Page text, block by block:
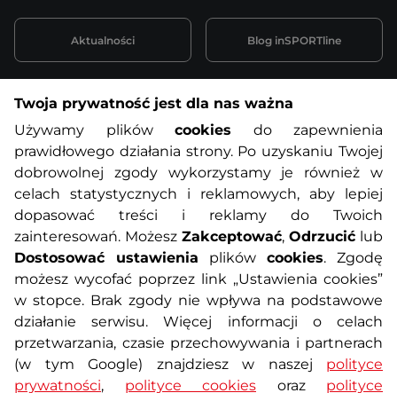
Informacje o zakupach
O nas Regulamin sklepu
Polityka prywatności Koszty przesyłek
Metody płatności Program lojalnościowy
Usługi dodatkowe Reklamacje i serwis
Formularz kontaktowy Wyposażenie siłowni
Aktualności Blog inSPORTline
Twoja prywatność jest dla nas ważna
Używamy plików cookies do zapewnienia
prawidłowego działania strony. Po uzyskaniu Twojej
dobrowolnej zgody wykorzystamy je również w
celach statystycznych i reklamowych, aby lepiej
dopasować treści i reklamy do Twoich
zainteresowań. Możesz Zakceptować, Odrzucić lub
Dostosować ustawienia plików cookies. Zgodę
możesz wycofać poprzez link „Ustawienia cookies”
w stopce. Brak zgody nie wpływa na podstawowe
działanie serwisu. Więcej informacji o celach
przetwarzania, czasie przechowywania i partnerach
(w tym Google) znajdziesz w naszej polityce
prywatności, polityce cookies oraz polityce